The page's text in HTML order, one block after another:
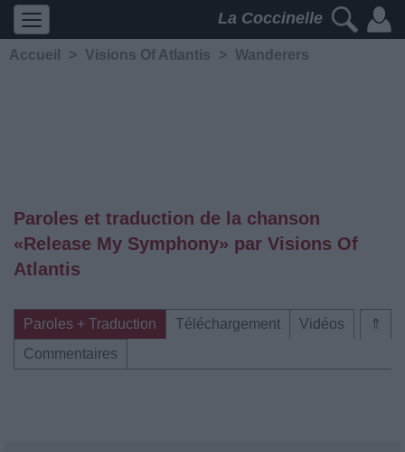
La Coccinelle
Accueil > Visions Of Atlantis > Wanderers
Paroles et traduction de la chanson
«Release My Symphony» par Visions Of
Atlantis
⇑
Paroles + Traduction Téléchargement
Vidéos
Commentaires